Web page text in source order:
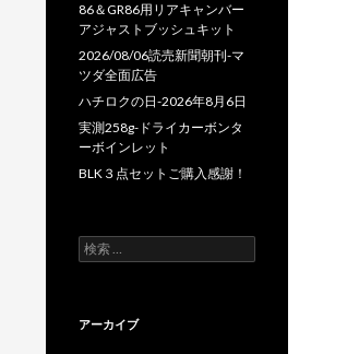
86＆GR86用リアキャンバー
アジャストブッシュキット
2026/08/06読売新聞朝刊-マ
ツダ全面広告
ハチロクの日-2026年8月6日
実測258g-ドライカーボンタ
ーボインレット
BLK３点セットご購入感謝！
検
索
アーカイブ